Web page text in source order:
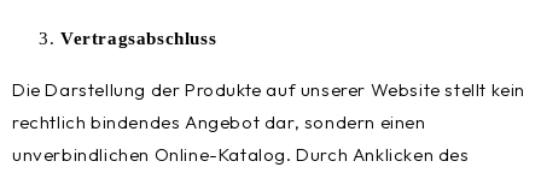
Vertragsabschluss
Die Darstellung der Produkte auf unserer Website stellt kein
rechtlich bindendes Angebot dar, sondern einen
unverbindlichen Online-Katalog. Durch Anklicken des